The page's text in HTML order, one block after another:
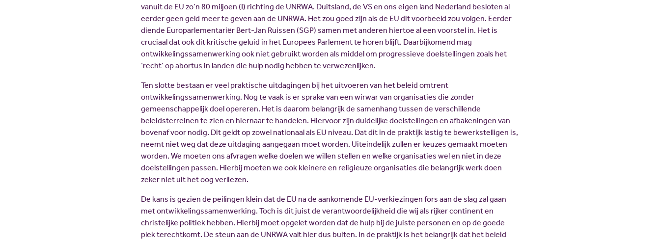
vanuit de EU zo’n 80 miljoen (!) richting de UNRWA. Duitsland, de VS en ons eigen land Nederland besloten al
eerder geen geld meer te geven aan de UNRWA. Het zou goed zijn als de EU dit voorbeeld zou volgen. Eerder
diende Europarlementariër Bert-Jan Ruissen (SGP) samen met anderen hiertoe al een voorstel in. Het is
cruciaal dat ook dit kritische geluid in het Europees Parlement te horen blijft. Daarbijkomend mag
ontwikkelingssamenwerking ook niet gebruikt worden als middel om progressieve doelstellingen zoals het
‘recht’ op abortus in landen die hulp nodig hebben te verwezenlijken.
Ten slotte bestaan er veel praktische uitdagingen bij het uitvoeren van het beleid omtrent
ontwikkelingssamenwerking. Nog te vaak is er sprake van een wirwar van organisaties die zonder
gemeenschappelijk doel opereren. Het is daarom belangrijk de samenhang tussen de verschillende
beleidsterreinen te zien en hiernaar te handelen. Hiervoor zijn duidelijke doelstellingen en afbakeningen van
bovenaf voor nodig. Dit geldt op zowel nationaal als EU niveau. Dat dit in de praktijk lastig te bewerkstelligen is,
neemt niet weg dat deze uitdaging aangegaan moet worden. Uiteindelijk zullen er keuzes gemaakt moeten
worden. We moeten ons afvragen welke doelen we willen stellen en welke organisaties wel en niet in deze
doelstellingen passen. Hierbij moeten we ook kleinere en religieuze organisaties die belangrijk werk doen
zeker niet uit het oog verliezen.
De kans is gezien de peilingen klein dat de EU na de aankomende EU-verkiezingen fors aan de slag zal gaan
met ontwikkelingssamenwerking. Toch is dit juist de verantwoordelijkheid die wij als rijker continent en
christelijke politiek hebben. Hierbij moet opgelet worden dat de hulp bij de juiste personen en op de goede
plek terechtkomt. De steun aan de UNRWA valt hier dus buiten. In de praktijk is het belangrijk dat het beleid